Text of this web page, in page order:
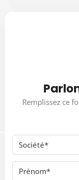
Remplissez ce